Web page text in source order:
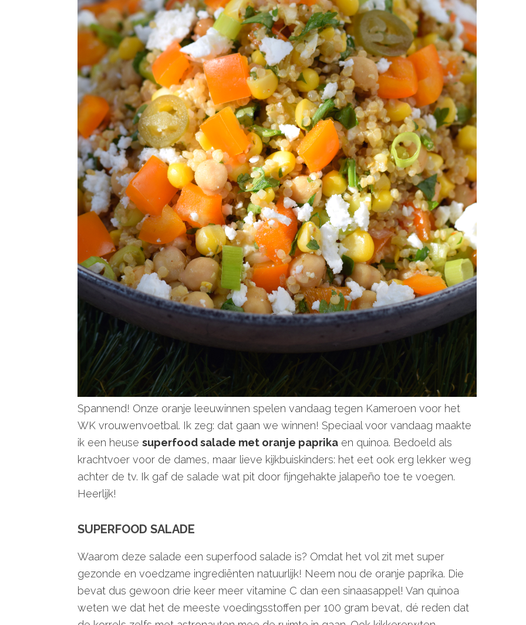
Spannend! Onze oranje leeuwinnen spelen vandaag tegen Kameroen voor het
WK vrouwenvoetbal. Ik zeg: dat gaan we winnen! Speciaal voor vandaag maakte
ik een heuse superfood salade met oranje paprika en quinoa. Bedoeld als
krachtvoer voor de dames, maar lieve kijkbuiskinders: het eet ook erg lekker weg
achter de tv. Ik gaf de salade wat pit door fijngehakte jalapeño toe te voegen.
Heerlijk!
SUPERFOOD SALADE
Waarom deze salade een superfood salade is? Omdat het vol zit met super
gezonde en voedzame ingrediënten natuurlijk! Neem nou de oranje paprika. Die
bevat dus gewoon drie keer meer vitamine C dan een sinaasappel! Van quinoa
weten we dat het de meeste voedingsstoffen per 100 gram bevat, dé reden dat